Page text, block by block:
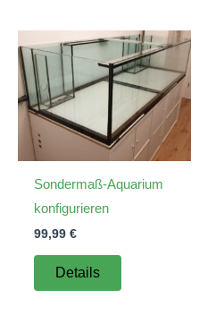
Sondermaß-Aquarium
konfigurieren
99,99 €
Details